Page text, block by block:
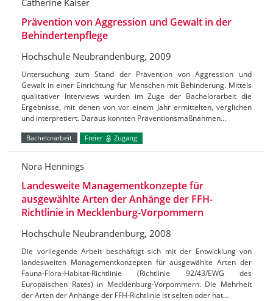
Catherine Kaiser
Prävention von Aggression und Gewalt in der
Behindertenpflege
Hochschule Neubrandenburg, 2009
Untersuchung zum Stand der Prävention von Aggression und
Gewalt in einer Einrichtung für Menschen mit Behinderung. Mittels
qualitativer Interviews wurden im Zuge der Bachelorarbeit die
Ergebnisse, mit denen von vor einem Jahr ermittelten, verglichen
und interpretiert. Daraus konnten Präventionsmaßnahmen…
Bachelorarbeit Freier Zugang
Nora Hennings
Landesweite Managementkonzepte für
ausgewählte Arten der Anhänge der FFH-
Richtlinie in Mecklenburg-Vorpommern
Hochschule Neubrandenburg, 2008
Die vorliegende Arbeit beschäftigt sich mit der Entwicklung von
landesweiten Managementkonzepten für ausgewählte Arten der
Fauna-Flora-Habitat-Richtlinie (Richtlinie 92/43/EWG des
Europäischen Rates) in Mecklenburg-Vorpommern. Die Mehrheit
der Arten der Anhänge der FFH-Richtlinie ist selten oder hat…